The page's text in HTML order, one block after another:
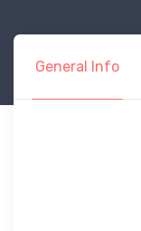
General Info